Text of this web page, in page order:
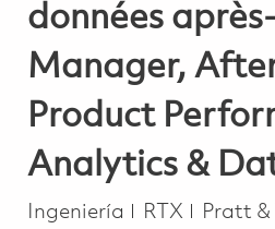
données après-
Manager,
Product
Analytics &
Categoría
Ingeniería RTX Pratt